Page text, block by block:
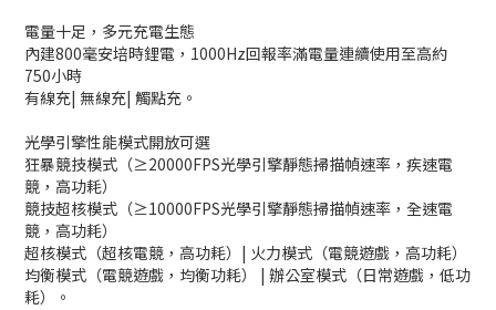
電量十足，多元充電生態
內建800毫安培時鋰電，1000Hz回報率滿電量連續使用至高約
750小時
有線充| 無線充| 觸點充。
光學引擎性能模式開放可選
狂暴競技模式（≥20000FPS光學引擎靜態掃描幀速率，疾速電
競，高功耗）
競技超核模式（≥10000FPS光學引擎靜態掃描幀速率，全速電
競，高功耗）
超核模式（超核電競，高功耗）| 火力模式（電競遊戲，高功耗）
均衡模式（電競遊戲，均衡功耗） | 辦公室模式（日常遊戲，低功
耗）。